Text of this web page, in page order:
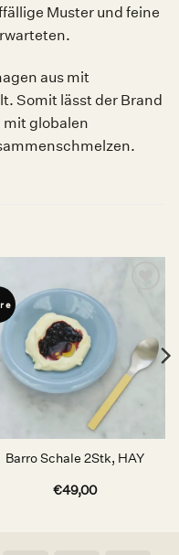
Muster und feine
aus mit
Somit lässt der Brand
globalen
Wunschliste
Barro Schale 2Stk, HAY
€49,00